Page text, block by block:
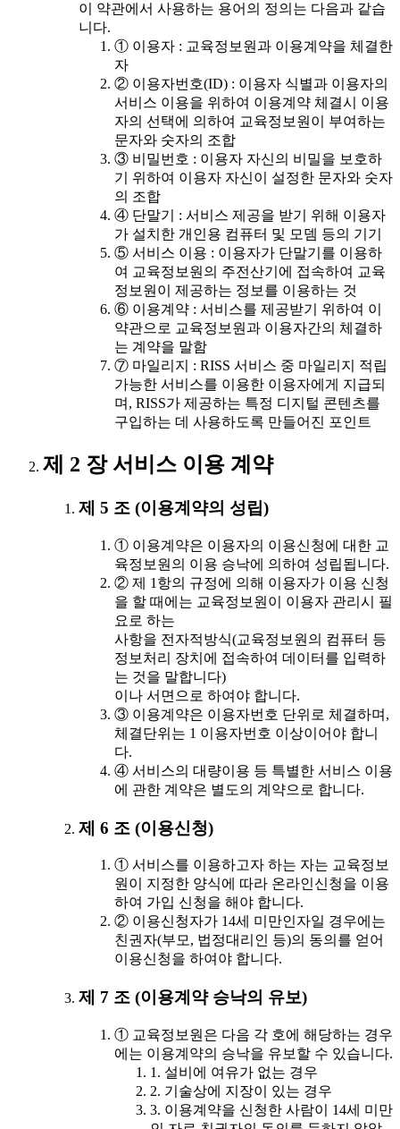
이 약관에서 사용하는 용어의 정의는 다음과 같습
니다.
① 이용자 : 교육정보원과 이용계약을 체결한
자
② 이용자번호(ID) : 이용자 식별과 이용자의
서비스 이용을 위하여 이용계약 체결시 이용
자의 선택에 의하여 교육정보원이 부여하는
문자와 숫자의 조합
③ 비밀번호 : 이용자 자신의 비밀을 보호하
기 위하여 이용자 자신이 설정한 문자와 숫자
의 조합
④ 단말기 : 서비스 제공을 받기 위해 이용자
가 설치한 개인용 컴퓨터 및 모뎀 등의 기기
⑤ 서비스 이용 : 이용자가 단말기를 이용하
여 교육정보원의 주전산기에 접속하여 교육
정보원이 제공하는 정보를 이용하는 것
⑥ 이용계약 : 서비스를 제공받기 위하여 이
약관으로 교육정보원과 이용자간의 체결하
는 계약을 말함
⑦ 마일리지 : RISS 서비스 중 마일리지 적립
가능한 서비스를 이용한 이용자에게 지급되
며, RISS가 제공하는 특정 디지털 콘텐츠를
구입하는 데 사용하도록 만들어진 포인트
제 2 장 서비스 이용 계약
제 5 조 (이용계약의 성립)
① 이용계약은 이용자의 이용신청에 대한 교
육정보원의 이용 승낙에 의하여 성립됩니다.
② 제 1항의 규정에 의해 이용자가 이용 신청
을 할 때에는 교육정보원이 이용자 관리시 필
요로 하는
사항을 전자적방식(교육정보원의 컴퓨터 등
정보처리 장치에 접속하여 데이터를 입력하
는 것을 말합니다)
이나 서면으로 하여야 합니다.
③ 이용계약은 이용자번호 단위로 체결하며,
체결단위는 1 이용자번호 이상이어야 합니
다.
④ 서비스의 대량이용 등 특별한 서비스 이용
에 관한 계약은 별도의 계약으로 합니다.
제 6 조 (이용신청)
① 서비스를 이용하고자 하는 자는 교육정보
원이 지정한 양식에 따라 온라인신청을 이용
하여 가입 신청을 해야 합니다.
② 이용신청자가 14세 미만인자일 경우에는
친권자(부모, 법정대리인 등)의 동의를 얻어
이용신청을 하여야 합니다.
제 7 조 (이용계약 승낙의 유보)
① 교육정보원은 다음 각 호에 해당하는 경우
에는 이용계약의 승낙을 유보할 수 있습니다.
1. 설비에 여유가 없는 경우
2. 기술상에 지장이 있는 경우
3. 이용계약을 신청한 사람이 14세 미만